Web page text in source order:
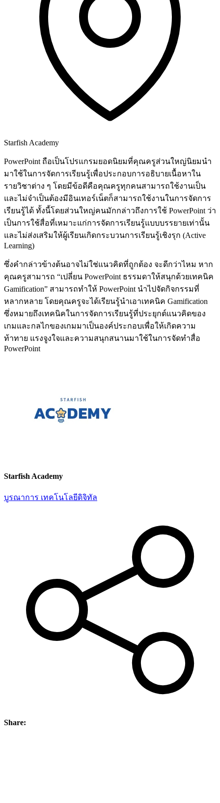
Starfish Academy
PowerPoint ถือเป็นโปรแกรมยอดนิยมที่คุณครูส่วนใหญ่นิยมนำ
มาใช้ในการจัดการเรียนรู้เพื่อประกอบการอธิบายเนื้อหาใน
รายวิชาต่าง ๆ โดยมีข้อดีคือคุณครูทุกคนสามารถใช้งานเป็น
และไม่จำเป็นต้องมีอินเทอร์เน็ตก็สามารถใช้งานในการจัดการ
เรียนรู้ได้ ทั้งนี้โดยส่วนใหญ่คนมักกล่าวถึงการใช้ PowerPoint ว่า
เป็นการใช้สื่อที่เหมาะแก่การจัดการเรียนรู้แบบบรรยายเท่านั้น
และไม่ส่งเสริมให้ผู้เรียนเกิดกระบวนการเรียนรู้เชิงรุก (Active
Learning)
ซึ่งคำกล่าวข้างต้นอาจไม่ใช่แนวคิดที่ถูกต้อง จะดีกว่าไหม หาก
คุณครูสามารถ “เปลี่ยน PowerPoint ธรรมดาให้สนุกด้วยเทคนิค
Gamification” สามารถทำให้ PowerPoint นำไปจัดกิจกรรมที่
หลากหลาย โดยคุณครูจะได้เรียนรู้นำเอาเทคนิค Gamification
ซึ่งหมายถึงเทคนิคในการจัดการเรียนรู้ที่ประยุกต์แนวคิดของ
เกมและกลไกของเกมมาเป็นองค์ประกอบเพื่อให้เกิดความ
ท้าทาย แรงจูงใจและความสนุกสนานมาใช้ในการจัดทำสื่อ
PowerPoint
Starfish Academy
บูรณาการ เทคโนโลยีดิจิทัล
Share: